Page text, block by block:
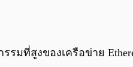
รมที่สูงของเครือข่าย